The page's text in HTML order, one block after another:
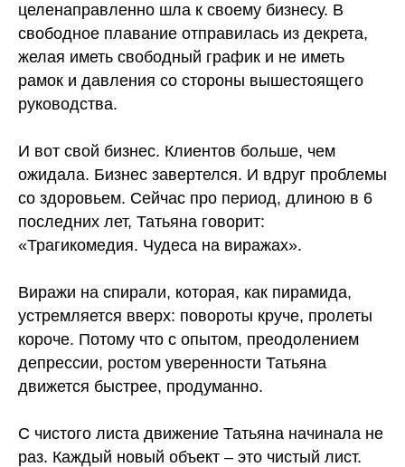
целенаправленно шла к своему бизнесу. В
свободное плавание отправилась из декрета,
желая иметь свободный график и не иметь
рамок и давления со стороны вышестоящего
руководства.
И вот свой бизнес. Клиентов больше, чем
ожидала. Бизнес завертелся. И вдруг проблемы
со здоровьем. Сейчас про период, длиною в 6
последних лет, Татьяна говорит:
«Трагикомедия. Чудеса на виражах».
Виражи на спирали, которая, как пирамида,
устремляется вверх: повороты круче, пролеты
короче. Потому что с опытом, преодолением
депрессии, ростом уверенности Татьяна
движется быстрее, продуманно.
С чистого листа движение Татьяна начинала не
раз. Каждый новый объект – это чистый лист.